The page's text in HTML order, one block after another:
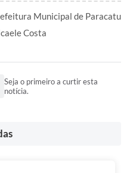
Municipal de Paracatu
Costa
Seja o primeiro a curtir esta
notícia.